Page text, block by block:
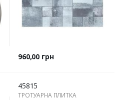
Ціна
960,00 грн
45815
ТРОТУАРНА ПЛИТКА